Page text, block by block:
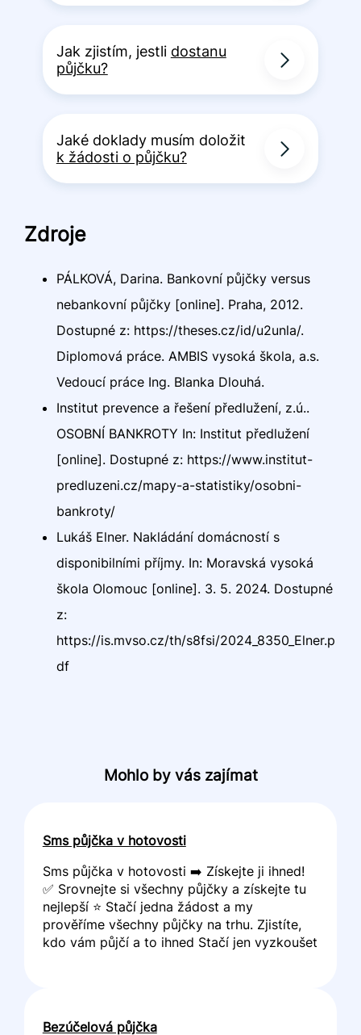
Jak zjistím, jestli dostanu
půjčku?
Jaké doklady musím doložit
k žádosti o půjčku?
Zdroje
PÁLKOVÁ, Darina. Bankovní půjčky versus
nebankovní půjčky [online]. Praha, 2012.
Dostupné z: https://theses.cz/id/u2unla/.
Diplomová práce. AMBIS vysoká škola, a.s.
Vedoucí práce Ing. Blanka Dlouhá.
Institut prevence a řešení předlužení, z.ú..
OSOBNÍ BANKROTY In: Institut předlužení
[online]. Dostupné z: https://www.institut-
predluzeni.cz/mapy-a-statistiky/osobni-
bankroty/
Lukáš Elner. Nakládání domácností s
disponibilními příjmy. In: Moravská vysoká
škola Olomouc [online]. 3. 5. 2024. Dostupné
z:
https://is.mvso.cz/th/s8fsi/2024_8350_Elner.p
df
Mohlo by vás zajímat
Sms půjčka v hotovosti
Sms půjčka v hotovosti ➡️ Získejte ji ihned!
✅ Srovnejte si všechny půjčky a získejte tu
nejlepší ⭐ Stačí jedna žádost a my
prověříme všechny půjčky na trhu. Zjistíte,
kdo vám půjčí a to ihned Stačí jen vyzkoušet
Bezúčelová půjčka